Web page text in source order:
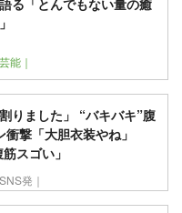
る「とんでもない量の癒
能｜
りました」 “バキバキ”腹
撃「大胆衣装やね」
スゴい」
発｜